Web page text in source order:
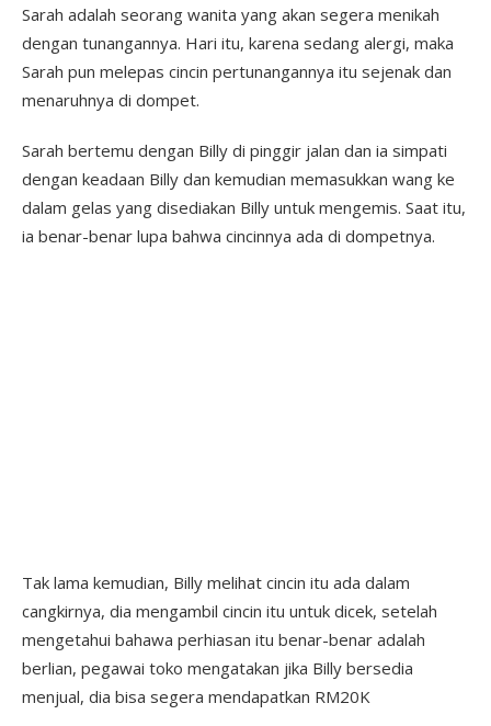
Sarah adalah seorang wanita yang akan segera menikah
dengan tunangannya. Hari itu, karena sedang alergi, maka
Sarah pun melepas cincin pertunangannya itu sejenak dan
menaruhnya di dompet.
Sarah bertemu dengan Billy di pinggir jalan dan ia simpati
dengan keadaan Billy dan kemudian memasukkan wang ke
dalam gelas yang disediakan Billy untuk mengemis. Saat itu,
ia benar-benar lupa bahwa cincinnya ada di dompetnya.
Tak lama kemudian, Billy melihat cincin itu ada dalam
cangkirnya, dia mengambil cincin itu untuk dicek, setelah
mengetahui bahawa perhiasan itu benar-benar adalah
berlian, pegawai toko mengatakan jika Billy bersedia
menjual, dia bisa segera mendapatkan RM20K